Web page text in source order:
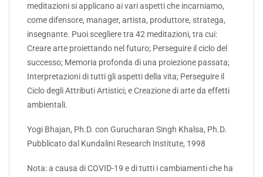
meditazioni si applicano ai vari aspetti che incarniamo,
come difensore, manager, artista, produttore, stratega,
insegnante. Puoi scegliere tra 42 meditazioni, tra cui:
Creare arte proiettando nel futuro; Perseguire il ciclo del
successo; Memoria profonda di una proiezione passata;
Interpretazioni di tutti gli aspetti della vita; Perseguire il
Ciclo degli Attributi Artistici; e Creazione di arte da effetti
ambientali.
Yogi Bhajan, Ph.D. con Gurucharan Singh Khalsa, Ph.D.
Pubblicato dal Kundalini Research Institute, 1998
Nota: a causa di COVID-19 e di tutti i cambiamenti che ha